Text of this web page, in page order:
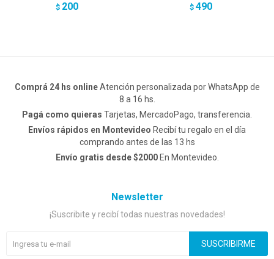
$ 200 $ 490
Comprá 24 hs onlineAtención personalizada por WhatsApp de
8 a 16 hs.
Pagá como quieras Tarjetas, MercadoPago, transferencia.
Envíos rápidos en Montevideo Recibí tu regalo en el día
comprando antes de las 13 hs
Envío gratis desde $2000En Montevideo.
Newsletter
¡Suscribite y recibí todas nuestras novedades!
SUSCRIBIRME